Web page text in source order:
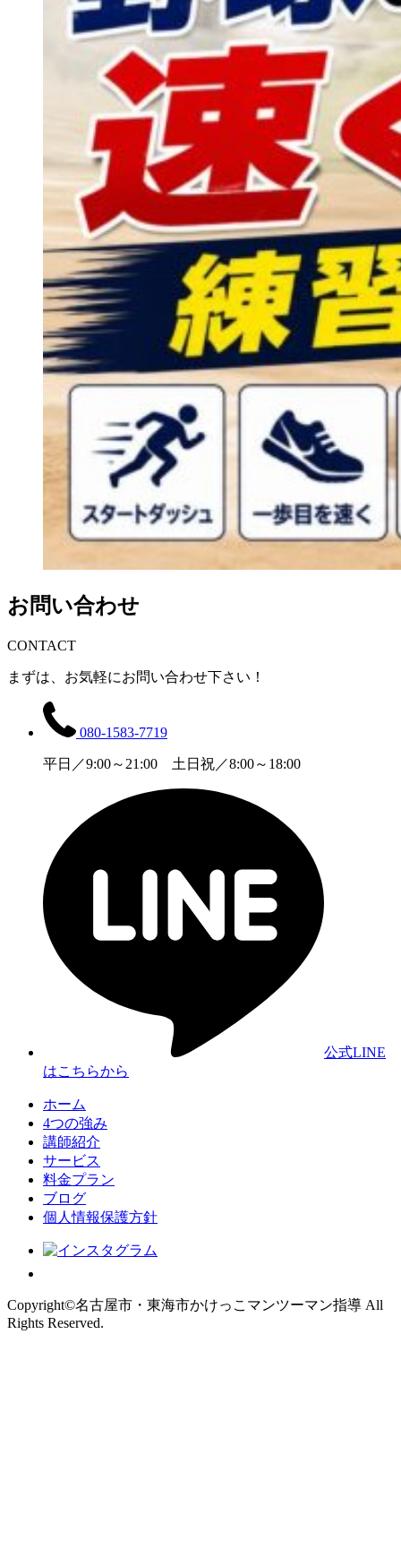
お問い合わせ
CONTACT
まずは、お気軽にお問い合わせ下さい！
080-1583-7719
平日／9:00～21:00 土日祝／8:00～18:00
公式LINE
はこちらから
ホーム
4つの強み
講師紹介
サービス
料金プラン
ブログ
個人情報保護方針
Copyright©名古屋市・東海市かけっこマンツーマン指導 All
Rights Reserved.